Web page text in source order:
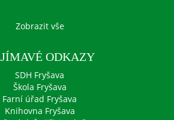
Zobrazit vše
ODKAZY
SDH Fryšava
Škola Fryšava
Farní úřad Fryšava
Knihovna Fryšava